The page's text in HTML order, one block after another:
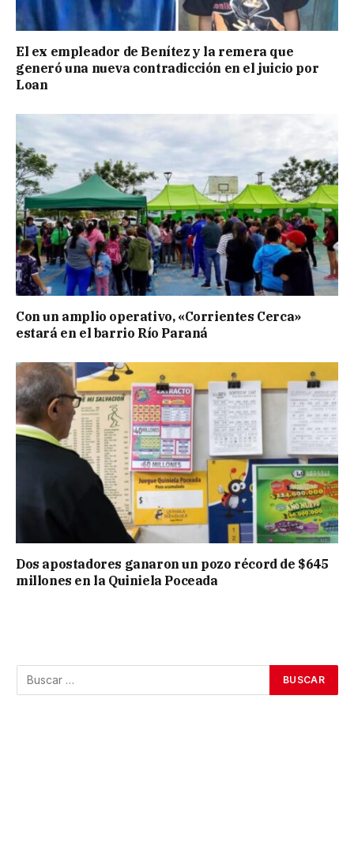
El ex empleador de Benítez y la remera que
generó una nueva contradicción en el juicio por
Loan
Con un amplio operativo, «Corrientes Cerca»
estará en el barrio Río Paraná
Dos apostadores ganaron un pozo récord de $645
millones en la Quiniela Poceada